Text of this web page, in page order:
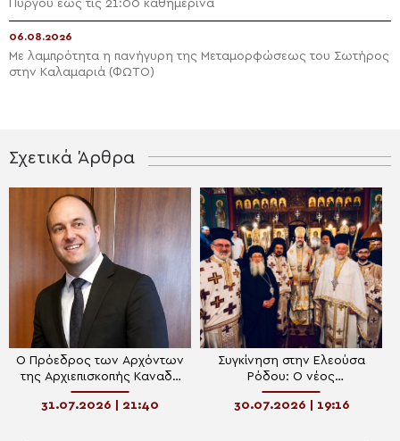
Πύργου έως τις 21:00 καθημερινά
06.08.2026
Με λαμπρότητα η πανήγυρη της Μεταμορφώσεως του Σωτήρος
στην Καλαμαριά (ΦΩΤΟ)
Σχετικά Άρθρα
Ο Πρόεδρος των Αρχόντων
της Αρχιεπισκοπής Καναδά
μιλά για τον νέο
Αρχιεπίσκοπο Απόστολο
31.07.2026 | 21:40
Συγκίνηση στην Ελεούσα
Ρόδου: Ο νέος
Αρχιεπίσκοπος Καναδά
επέστρεψε στις ρίζες του
30.07.2026 | 19:16